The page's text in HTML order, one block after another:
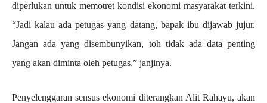
diperlukan untuk memotret kondisi ekonomi masyarakat terkini.
“Jadi kalau ada petugas yang datang, bapak ibu dijawab jujur.
Jangan ada yang disembunyikan, toh tidak ada data penting
yang akan diminta oleh petugas,” janjinya.
Penyelenggaran sensus ekonomi diterangkan Alit Rahayu, akan